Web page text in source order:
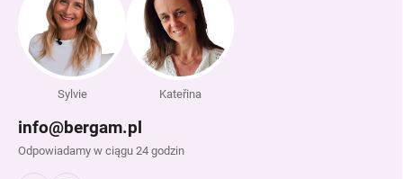
Sylvie Kateřina
info@bergam.pl
Odpowiadamy w ciągu 24 godzin